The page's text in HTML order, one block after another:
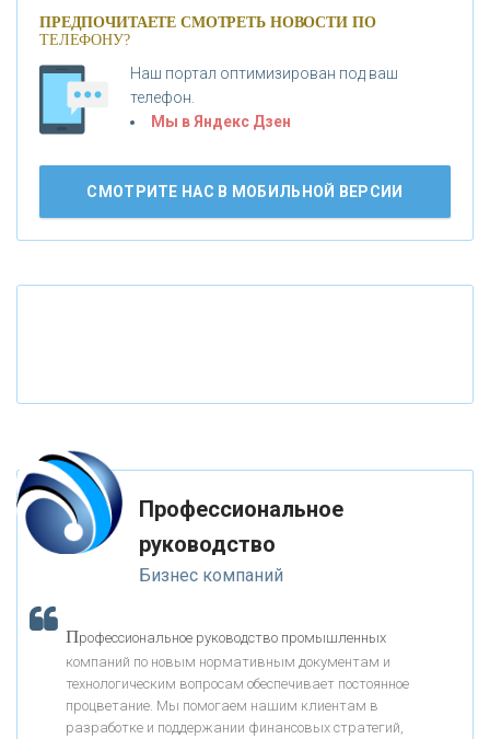
«БАНК ВОЗРОЖДЕНИЕ»
АО «КРЕДИТ ЕВРОПА БАНК»
«ФК ОТКРЫТИЕ»
«ЗАПСИБКОМБАНК»
«РОСЕВРОБАНК»
«ПРЕСС-СЛУЖБА ВТБ24»
«АВТОГРАДБАНК»
Банки.ру обновил логотип впервые за 19 лет -
ПРЕДПОЧИТАЕТЕ СМОТРЕТЬ НОВОСТИ ПО
ТЕЛЕФОНУ?
Наш портал оптимизирован под ваш
телефон.
Мы в Яндекс Дзен
СМОТРИТЕ НАС В МОБИЛЬНОЙ ВЕРСИИ
Профессиональное
руководство
Бизнес компаний
Профессиональное руководство промышленных
компаний по новым нормативным документам и
технологическим вопросам обеспечивает постоянное
процветание. Мы помогаем нашим клиентам в
разработке и поддержании финансовых стратегий,